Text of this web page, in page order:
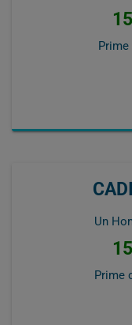
Un
Prime